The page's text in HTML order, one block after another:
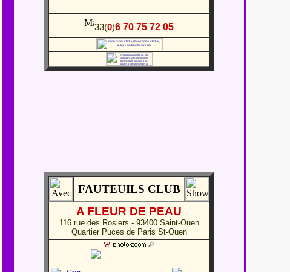
33(0)6 70 75 72 05
FAUTEUILS CLUB
A FLEUR DE PEAU
116 rue des Rosiers - 93400 Saint-Ouen
Quartier Puces de Paris St-Ouen